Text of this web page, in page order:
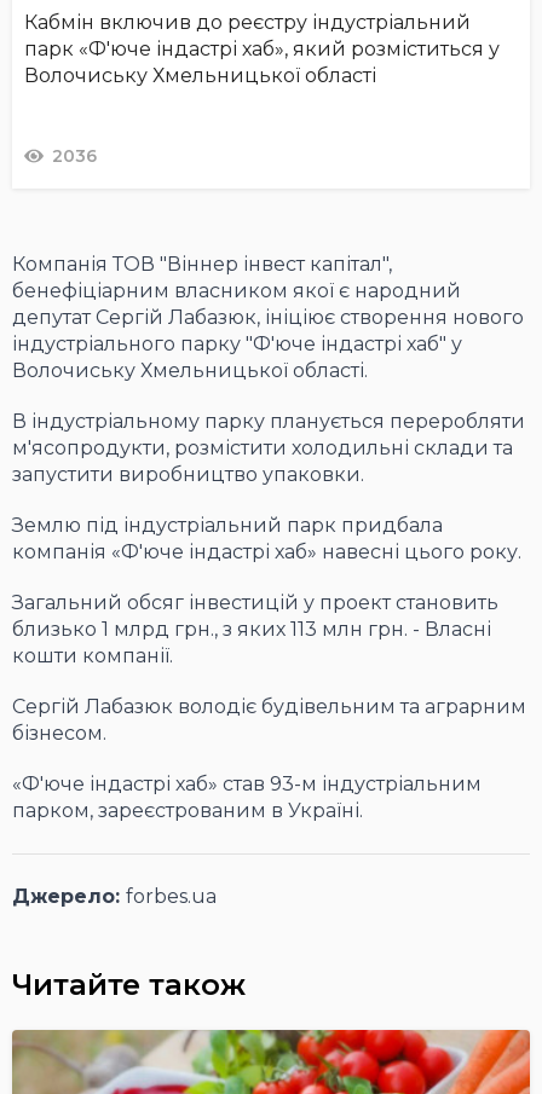
Кабмін включив до реєстру індустріальний
парк «Ф'юче індастрі хаб», який розміститься у
Волочиську Хмельницької області
2036
Компанія ТОВ "Віннер інвест капітал",
бенефіціарним власником якої є народний
депутат Сергій Лабазюк, ініціює створення нового
індустріального парку "Ф'юче індастрі хаб" у
Волочиську Хмельницької області.
В індустріальному парку планується переробляти
м'ясопродукти, розмістити холодильні склади та
запустити виробництво упаковки.
Землю під індустріальний парк придбала
компанія «Ф'юче індастрі хаб» навесні цього року.
Загальний обсяг інвестицій у проект становить
близько 1 млрд грн., з яких 113 млн грн. - Власні
кошти компанії.
Сергій Лабазюк володіє будівельним та аграрним
бізнесом.
«Ф'юче індастрі хаб» став 93-м індустріальним
парком, зареєстрованим в Україні.
Джерело: forbes.ua
Читайте також